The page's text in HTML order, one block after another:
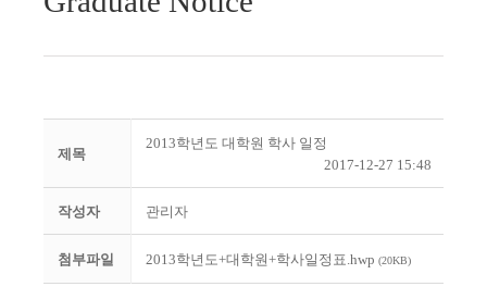
제목
2013학년도 대학원 학사 일정
2017-12-27 15:48
작성자 관리자
첨부파일 2013학년도+대학원+학사일정표.hwp (20KB)